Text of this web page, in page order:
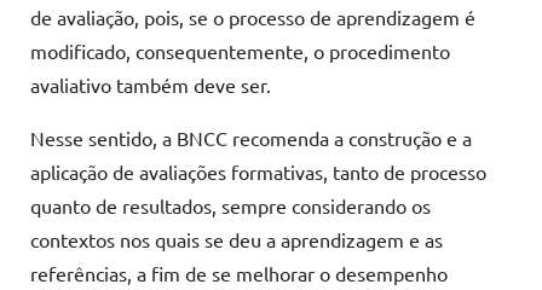
de avaliação, pois, se o processo de aprendizagem é
modificado, consequentemente, o procedimento
avaliativo também deve ser.
Nesse sentido, a BNCC recomenda a construção e a
aplicação de avaliações formativas, tanto de processo
quanto de resultados, sempre considerando os
contextos nos quais se deu a aprendizagem e as
referências, a fim de se melhorar o desempenho